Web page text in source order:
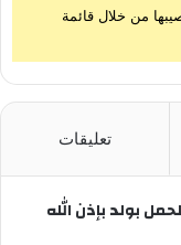
من خلال قائمة
تعليقات